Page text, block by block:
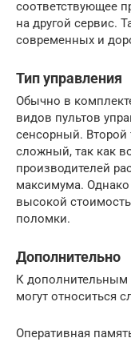
соответствующее
на другой сервис.
современных и
Тип управления
Обычно в
видов пультов
сенсорный. Второй
сложный, так как
производителей
максимума. Однако
высокой
поломки.
Дополнительно
К дополнительным
могут относиться
Оперативная